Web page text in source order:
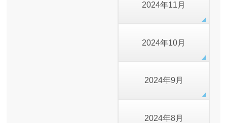
2024年11月
2024年10月
2024年9月
2024年8月